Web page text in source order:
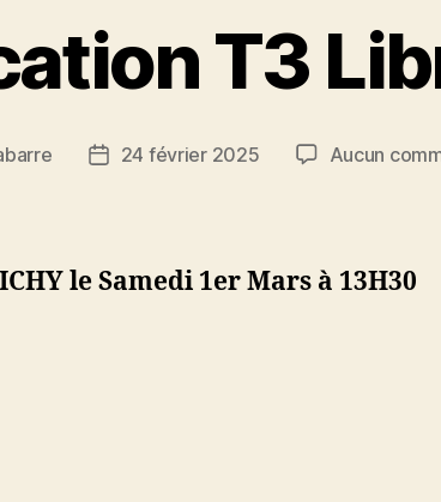
T3
Date24 février 2025 Aucun
le Samedi 1er Mars à 13H30